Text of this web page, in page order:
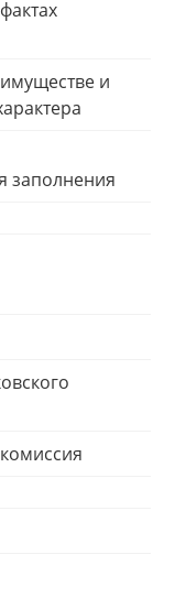
и
заполнения